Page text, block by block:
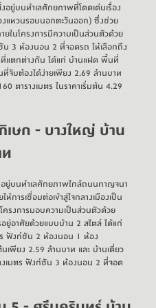
อยู่บนทำเลศักยภาพที่โดดเด่นเรื่อง
แหวนรอบนอกตะวันออก) ซึ่งช่วย
ยในโครงการมีความเป็นส่วนตัวด้วย
3 ห้องนอน 2 ที่จอดรถ ให้เลือกถึง
แตกต่างกัน ได้แก่ บ้านแฝด พื้นที่
ที่จับต้องได้ง่ายเพียง 2.69 ล้านบาท
ตารางเมตร ในราคาเริ่มต้น 4.29
ษก - บางใหญ่ บ้าน
ยู่บนทำเลศักยภาพใกล้ถนนกาญจนา
ารเชื่อมต่อเข้าสู่ใจกลางเมืองเป็น
ครงการมอบความเป็นส่วนตัวด้วย
ฟังก์ชัน 2 ห้องนอน 1 ห้อง
เพียง 2.59 ล้านบาท และ บ้านเดี่ยว
งเมตร ฟังก์ชัน 3 ห้องนอน 2 ที่จอด